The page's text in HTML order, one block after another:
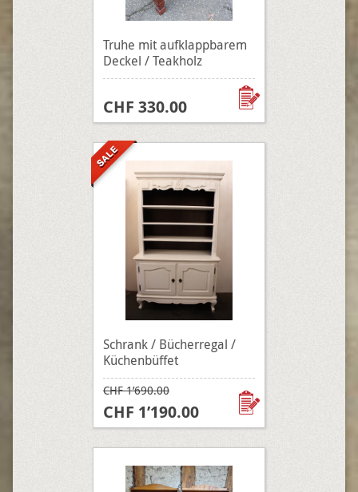
Truhe mit aufklappbarem
Deckel / Teakholz
CHF 330.00
Schrank / Bücherregal /
Küchenbüffet
CHF 1’690.00
CHF 1’190.00